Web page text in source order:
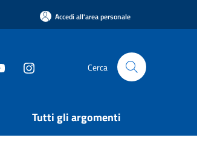
Accedi all'area personale
Cerca
Tutti gli argomenti